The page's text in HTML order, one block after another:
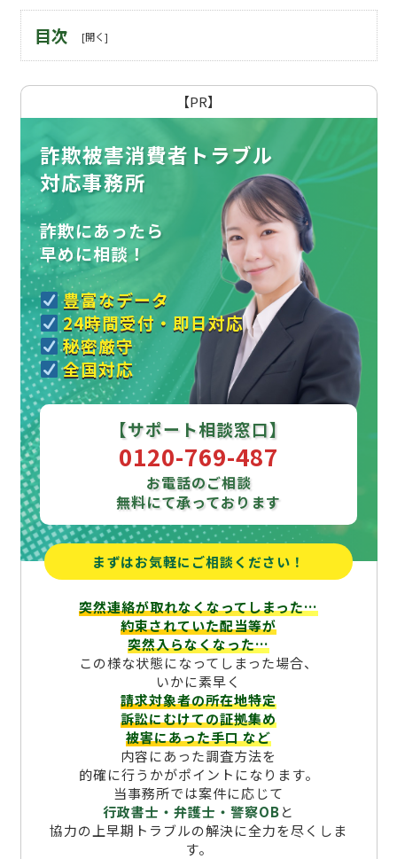
目次
【PR】
詐欺被害消費者トラブル
対応事務所
詐欺にあったら
早めに相談！
豊富なデータ
24時間受付・即日対応
秘密厳守
全国対応
【サポート相談窓口】
0120-769-487
お電話のご相談
無料にて承っております
まずはお気軽にご相談ください！
突然連絡が取れなくなってしまった…
約束されていた配当等が
突然入らなくなった…
この様な状態になってしまった場合、
いかに素早く
請求対象者の所在地特定
訴訟にむけての証拠集め
被害にあった手口など
内容にあった調査方法を
的確に行うかがポイントになります。
当事務所では案件に応じて
行政書士・弁護士・警察OBと
協力の上早期トラブルの解決に全力を尽くしま
す。